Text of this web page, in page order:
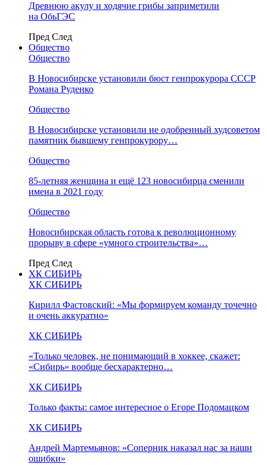
Древнюю акулу и ходячие грибы заприметили
на ОбьГЭС
Пред След
Общество
Общество
В Новосибирске установили бюст генпрокурора СССР
Романа Руденко
Общество
В Новосибирске установили не одобренный худсоветом
памятник бывшему генпрокурору…
Общество
85-летняя женщина и ещё 123 новосибирца сменили
имена в 2021 году
Общество
Новосибирская область готова к революционному
прорыву в сфере «умного строительства»…
Пред След
ХК СИБИРЬ
ХК СИБИРЬ
Кирилл Фастовский: «Мы формируем команду точечно
и очень аккуратно»
ХК СИБИРЬ
«Только человек, не понимающий в хоккее, скажет:
«Сибирь» вообще бесхарактерно…
ХК СИБИРЬ
Только факты: самое интересное о Егоре Подомацком
ХК СИБИРЬ
Андрей Мартемьянов: «Соперник наказал нас за наши
ошибки»